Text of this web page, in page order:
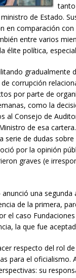
de Estado.
en comparación
entre varios
élite política,
gradualmente
corrupción
por parte de
como la
al Consejo de
de esa
serie de dudas
por la opinión
graves (e
una
de la primera,
el caso
la que fue
respecto del rol
para el
su